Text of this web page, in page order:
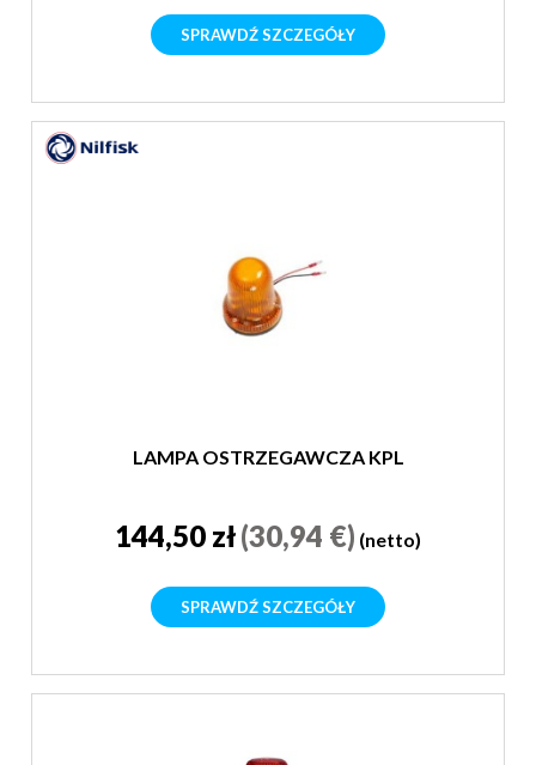
SPRAWDŹ SZCZEGÓŁY
LAMPA OSTRZEGAWCZA KPL
144,50 zł(30,94 €) (netto)
SPRAWDŹ SZCZEGÓŁY